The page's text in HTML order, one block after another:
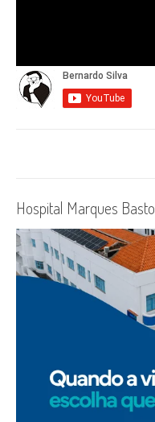
Hospital Marques Basto